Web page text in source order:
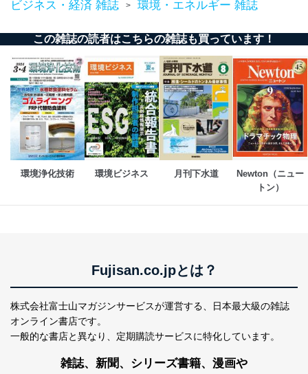
ビジネス・経済 雑誌 > 環境・エネルギー 雑誌
この雑誌の読者はこちらの雑誌も買っています！
環境浄化技術 環境ビジネス 月刊下水道
Newton（ニュー
トン）
Fujisan.co.jpとは？
株式会社富士山マガジンサービスが運営する、
日本最大級の雑誌
オンライン書店です。
一般的な書店と異なり、 定期購読サービスに特化しています。
雑誌、新聞、シリーズ書籍、漫画や